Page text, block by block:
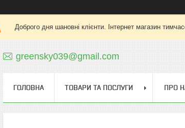
Доброго дня шановні клієнти. Інтернет магазин
greensky039@gmail.com
ГОЛОВНА ТОВАРИ ТА ПОСЛУГИ ПРО